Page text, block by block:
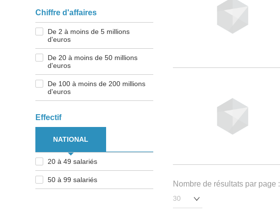
Chiffre d'affaires
De 2 à moins de 5 millions
d'euros
De 20 à moins de 50 millions
d'euros
De 100 à moins de 200 millions
d'euros
Effectif
NATIONAL
20 à 49 salariés
50 à 99 salariés Nombre de résultats par page :